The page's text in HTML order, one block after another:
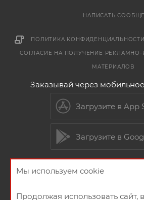
НАПИСАТЬ
ПОЛИТИКА КОНФИДЕНЦИАЛЬНОСТИ
СОГЛАСИЕ НА ПОЛУЧЕНИЕ
МАТЕРИАЛОВ
Заказывай через
Загрузите в App
Загрузите в
Мы используем cookie
Продолжая использовать сайт,